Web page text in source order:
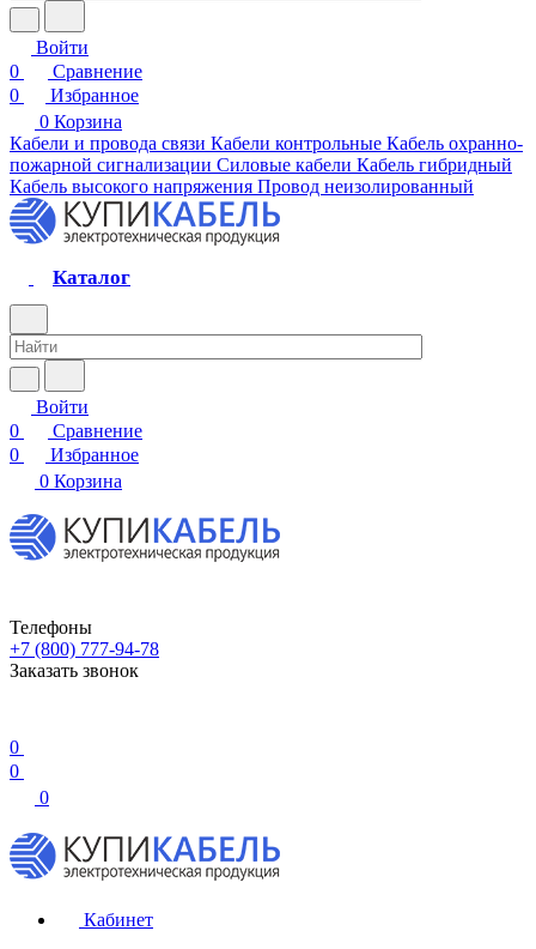
Войти
0
Сравнение
0
Избранное
0 Корзина
Кабели и провода связи Кабели контрольные Кабель охранно-
пожарной сигнализации Силовые кабели Кабель гибридный
Кабель высокого напряжения Провод неизолированный
Каталог
Войти
0
Сравнение
0
Избранное
0 Корзина
Телефоны
+7 (800) 777-94-78
Заказать звонок
0
0
0
Кабинет